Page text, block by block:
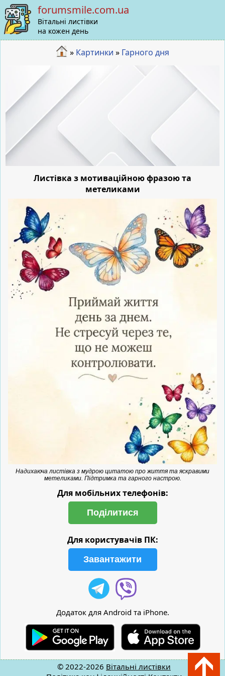
forumsmile.com.ua
Вітальні листівки
на кожен день
» Картинки » Гарного дня
Листівка з мотиваційною фразою та
метеликами
Надихаюча листівка з мудрою цитатою про життя та яскравими
метеликами. Підтримка та гарного настрою.
Для мобільних телефонів:
Поділитися
Для користувачів ПК:
Завантажити
Додаток для Android та iPhone.
© 2022-2026 Вітальні листівки